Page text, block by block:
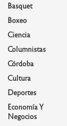
Basquet
Boxeo
Ciencia
Columnistas
Córdoba
Cultura
Deportes
Economía Y
Negocios